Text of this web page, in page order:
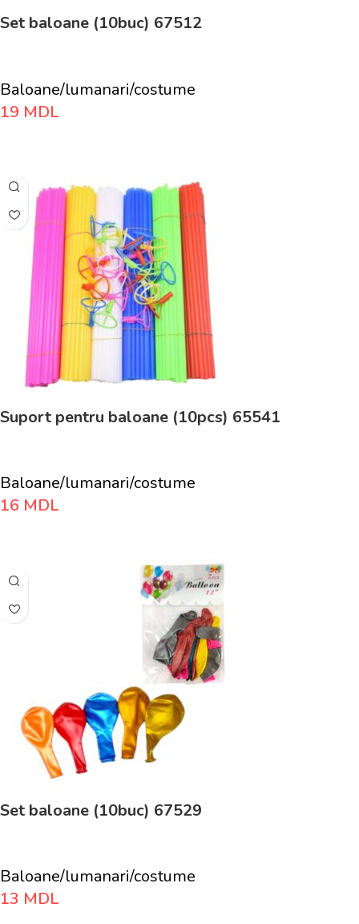
Set baloane (10buc) 67512
Baloane/lumanari/costume
19 MDL
Suport pentru baloane (10pcs) 65541
Baloane/lumanari/costume
16 MDL
Set baloane (10buc) 67529
Baloane/lumanari/costume
13 MDL